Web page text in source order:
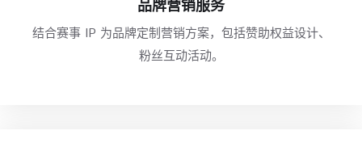
品牌营销服务
结合赛事 IP 为品牌定制营销方案，包括赞助权益设计、
粉丝互动活动。